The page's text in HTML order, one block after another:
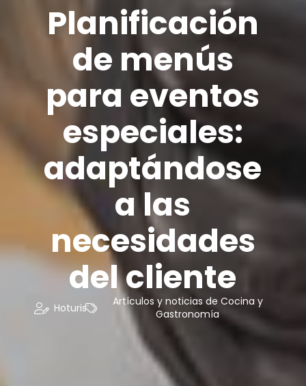
Planificación
de menús
para eventos
especiales:
adaptándose
a las
necesidades
del cliente
Hoturis
Artículos y noticias de Cocina y
Gastronomía